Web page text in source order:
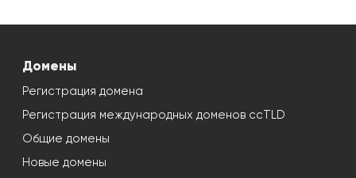
Домены
Регистрация домена
Регистрация международных доменов ccTLD
Общие домены
Новые домены